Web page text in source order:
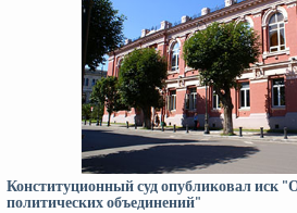
Конституционный суд опубликовал иск
политических объединений"